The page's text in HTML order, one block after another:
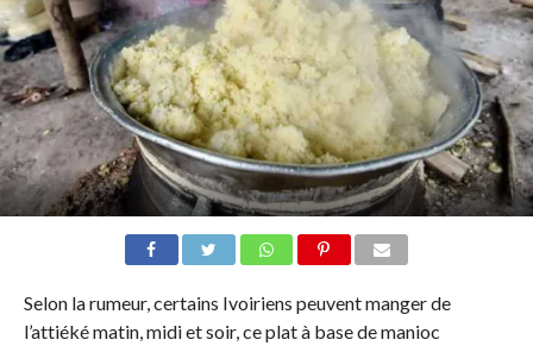
Selon la rumeur, certains Ivoiriens peuvent manger de
l’attiéké matin, midi et soir, ce plat à base de manioc